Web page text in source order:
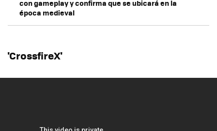
con gameplay y confirma que se ubicará en la
época medieval
'CrossfireX'